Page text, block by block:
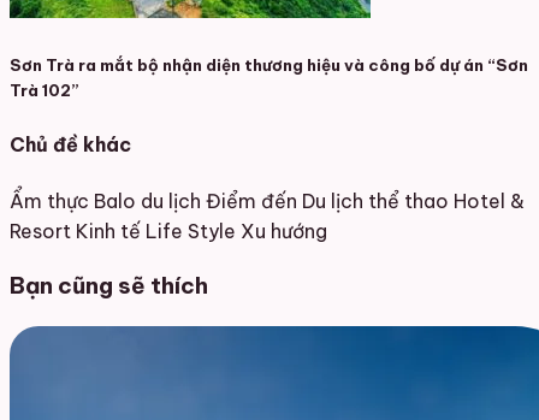
Sơn Trà ra mắt bộ nhận diện thương hiệu và công bố dự án “Sơn
Trà 102”
Chủ đề khác
Ẩm thực Balo du lịch Điểm đến Du lịch thể thao Hotel &
Resort Kinh tế Life Style Xu hướng
Bạn cũng sẽ thích